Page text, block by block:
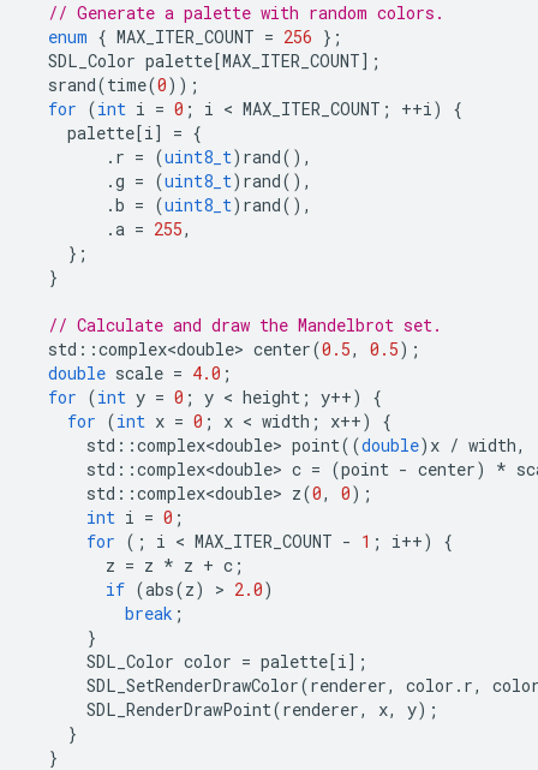
// Generate a palette with random colors.
enum { MAX_ITER_COUNT = 256 };
SDL_Color palette[MAX_ITER_COUNT];
srand(time(0));
for (int i = 0 ; i < MAX_ITER_COUNT ; ++i)
{
palette[i] = {
. r = (uint8_t) rand(),
.g = (uint8_t) rand(),
.b = (uint8_t) rand(),
.a = 255,
};
}
// Calculate and draw the Mandelbrot set.
std ::complex<double> center(0.5, 0.5);
double scale = 4.0 ;
for (int y = 0 ; y < height ; y++)
{
for (int x = 0 ; x < width ; x++)
{
std ::complex<double> point((double) x / width,
std ::complex<double> c = (point - center) *
std ::complex<double> z(0, 0);
int i = 0 ;
for (; i < MAX_ITER_COUNT - 1 ; i++)
{
z = z * z + c ;
if (abs(z) > 2.0)
break ;
}
SDL_Color color = palette[i];
SDL_SetRenderDrawColor(renderer, color . r,
SDL_RenderDrawPoint(renderer, x, y);
}
}